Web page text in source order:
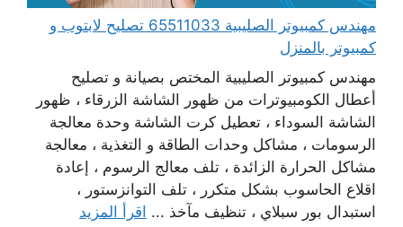
مهندس كمبيوتر الصليبية 65511033 تصليح لابتوب و
كمبيوتر بالمنزل
مهندس كمبيوتر الصليبية المختص بصيانة و تصليح
أعطال الكومبيوترات من ظهور الشاشة الزرقاء ، ظهور
الشاشة السوداء ، تعطيل كرت الشاشة وحدة معالجة
الرسومات ، مشاكل وحدات الطاقة و التغذية ، معالجة
مشاكل الحرارة الزائدة ، تلف معالج الرسوم ، إعادة
اقلاع الحاسوب بشكل متكرر ، تلف التوانزستور ،
استبدال بور سبلاي ، تنظيف مآخذ ... اقرأ المزيد